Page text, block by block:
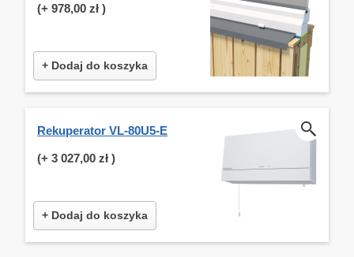
(+ 978,00 zł )
+ Dodaj do koszyka
Rekuperator VL-80U5-E
(+ 3 027,00 zł )
+ Dodaj do koszyka